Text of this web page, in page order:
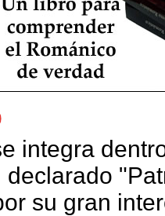
integra
su gran